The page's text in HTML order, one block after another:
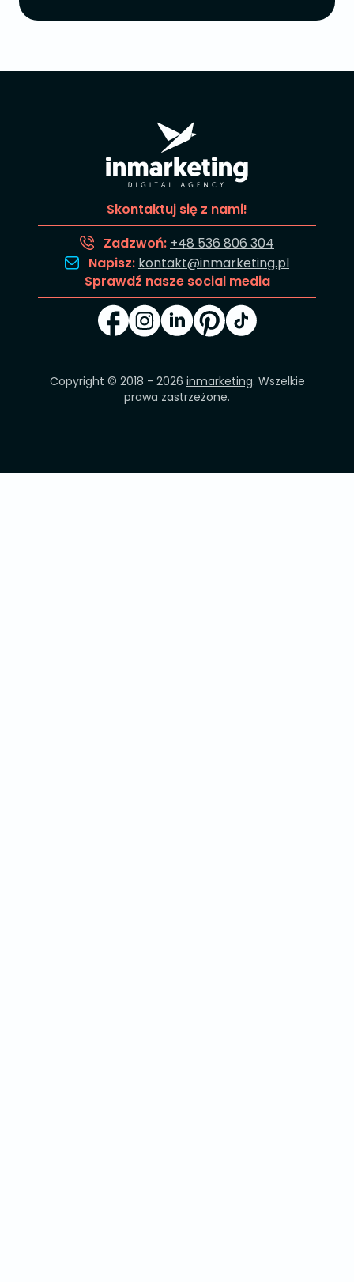
Skontaktuj się z nami!
Zadzwoń: +48 536 806 304
Napisz: kontakt@inmarketing.pl
Sprawdź nasze social media
Copyright © 2018 - 2026 inmarketing. Wszelkie
prawa zastrzeżone.